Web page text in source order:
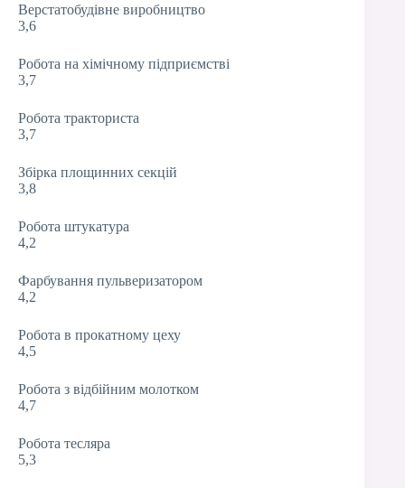
Верстатобудівне виробництво
3,6
Робота на хімічному підприємстві
3,7
Робота тракториста
3,7
Збірка площинних секцій
3,8
Робота штукатура
4,2
Фарбування пульверизатором
4,2
Робота в прокатному цеху
4,5
Робота з відбійним молотком
4,7
Робота тесляра
5,3